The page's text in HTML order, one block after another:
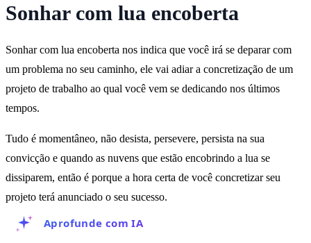
Sonhar com lua encoberta
Sonhar com lua encoberta nos indica que você irá se deparar com
um problema no seu caminho, ele vai adiar a concretização de um
projeto de trabalho ao qual você vem se dedicando nos últimos
tempos.
Tudo é momentâneo, não desista, persevere, persista na sua
convicção e quando as nuvens que estão encobrindo a lua se
dissiparem, então é porque a hora certa de você concretizar seu
projeto terá anunciado o seu sucesso.
Aprofunde com IA